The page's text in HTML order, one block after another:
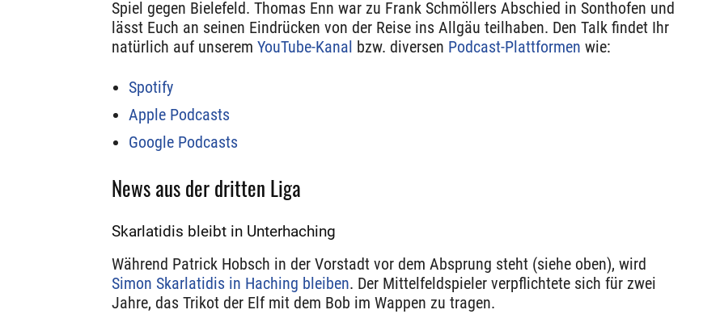
Spiel gegen Bielefeld. Thomas Enn war zu Frank Schmöllers Abschied in Sonthofen und
lässt Euch an seinen Eindrücken von der Reise ins Allgäu teilhaben. Den Talk findet Ihr
natürlich auf unserem YouTube-Kanal bzw. diversen Podcast-Plattformen wie:
Spotify
Apple Podcasts
Google Podcasts
News aus der dritten Liga
Skarlatidis bleibt in Unterhaching
Während Patrick Hobsch in der Vorstadt vor dem Absprung steht (siehe oben), wird
Simon Skarlatidis in Haching bleiben. Der Mittelfeldspieler verpflichtete sich für zwei
Jahre, das Trikot der Elf mit dem Bob im Wappen zu tragen.